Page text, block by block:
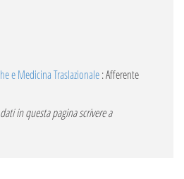
e Medicina Traslazionale: Afferente
in questa pagina scrivere a